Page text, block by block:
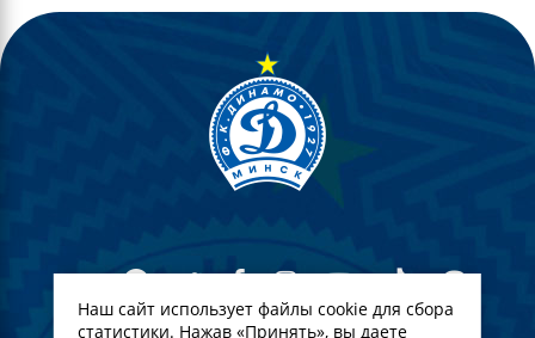
Наш сайт использует файлы cookie для сбора
статистики. Нажав «Принять», вы даете